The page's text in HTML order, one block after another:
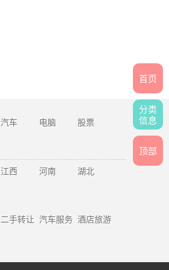
首页
分类
信息
顶部
汽车 电脑
股票
江西 河南
湖北
二手转让 汽车服务 酒店旅游